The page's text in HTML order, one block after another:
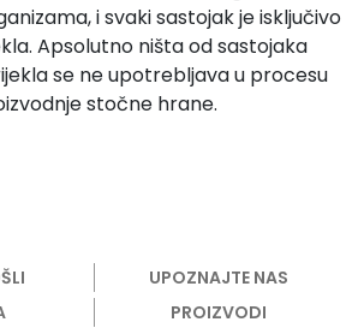
i svaki sastojak je isključivo
Apsolutno ništa od sastojaka
se ne upotrebljava u procesu
stočne hrane.
UPOZNAJTE NAS
PROIZVODI